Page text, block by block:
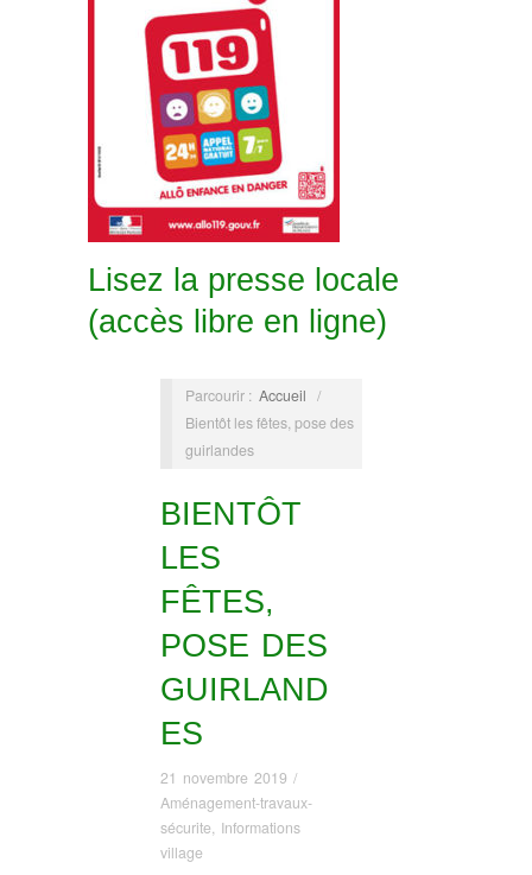
Lisez la presse locale
(accès libre en ligne)
Parcourir : Accueil /
Bientôt les fêtes, pose des
guirlandes
BIENTÔT
LES
FÊTES,
POSE DES
GUIRLAND
ES
21 novembre 2019 /
Aménagement-travaux-
sécurite, Informations
village